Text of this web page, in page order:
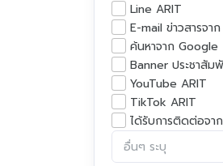
Line ARIT
E-mail ข่าวสารจา
ค้นหาจาก Google
Banner ประชาสัม
YouTube ARIT
TikTok ARIT
ได้รับการติดต่อจา